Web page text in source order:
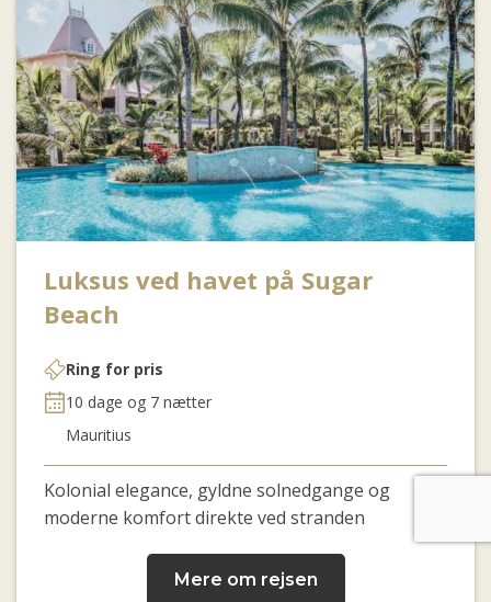
Luksus ved havet på Sugar
Beach
Ring for pris
10 dage og 7 nætter
Mauritius
Kolonial elegance, gyldne solnedgange og
moderne komfort direkte ved stranden
Mere om rejsen